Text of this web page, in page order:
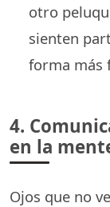
otro
sienten
forma más
4.
en la
Ojos que no